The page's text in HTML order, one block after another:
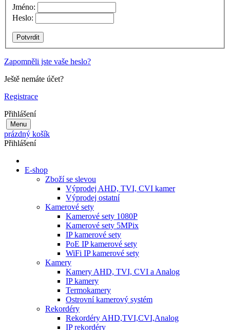
Jméno:
Heslo:
Zapomněli jste vaše heslo?
Ještě nemáte účet?
Registrace
Přihlášení
Menu
prázdný košík
Přihlášení
E-shop
Zboží se slevou
Výprodej AHD, TVI, CVI kamer
Výprodej ostatní
Kamerové sety
Kamerové sety 1080P
Kamerové sety 5MPix
IP kamerové sety
PoE IP kamerové sety
WiFi IP kamerové sety
Kamery
Kamery AHD, TVI, CVI a Analog
IP kamery
Termokamery
Ostrovní kamerový systém
Rekordéry
Rekordéry AHD,TVI,CVI,Analog
IP rekordéry